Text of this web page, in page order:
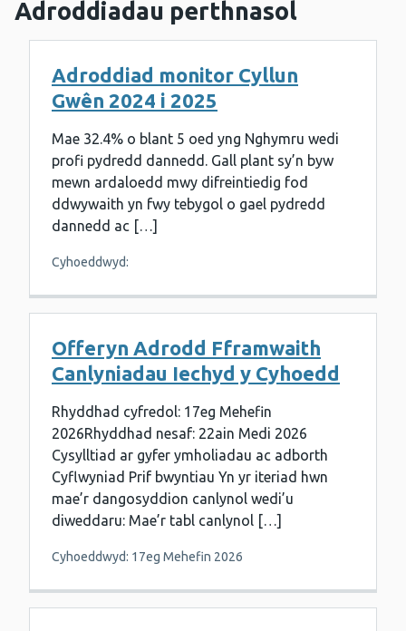
Adroddiadau perthnasol
Adroddiad monitor Cyllun
Gwên 2024 i 2025
Mae 32.4% o blant 5 oed yng Nghymru wedi
profi pydredd dannedd. Gall plant sy’n byw
mewn ardaloedd mwy difreintiedig fod
ddwywaith yn fwy tebygol o gael pydredd
dannedd ac […]
Cyhoeddwyd:
Offeryn Adrodd Fframwaith
Canlyniadau Iechyd y Cyhoedd
Rhyddhad cyfredol: 17eg Mehefin
2026Rhyddhad nesaf: 22ain Medi 2026
Cysylltiad ar gyfer ymholiadau ac adborth
Cyflwyniad Prif bwyntiau Yn yr iteriad hwn
mae’r dangosyddion canlynol wedi’u
diweddaru: Mae’r tabl canlynol […]
Cyhoeddwyd: 17eg Mehefin 2026